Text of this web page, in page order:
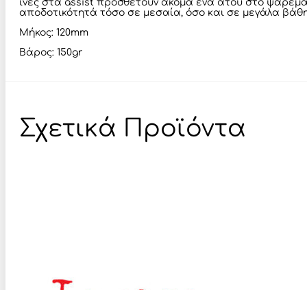
ίνες στα assist προσθέτουν ακόμα ένα ατού στο ψάρεμα
αποδοτικότητά τόσο σε μεσαία, όσο και σε μεγάλα
Μήκος: 120mm
Βάρος: 150gr
Σχετικά Προϊόντα